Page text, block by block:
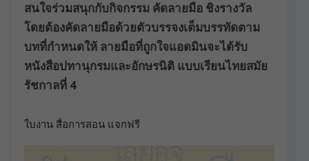
สนใจร่วมสนุกกับกิจกรรม คัดลายมือ ชิงรางวัล
โดยต้องคัดลายมือด้วยตัวบรรจงเต็มบรรทัดตาม
บทที่กำหนดให้ ลายมือที่ถูกใจแอดมินจะได้รับ
หนังสือปทานุกรมและอักษรนิติ แบบเรียนไทยสมัย
รัชกาลที่ 4
ใบงาน สื่อการสอน แจกฟรี